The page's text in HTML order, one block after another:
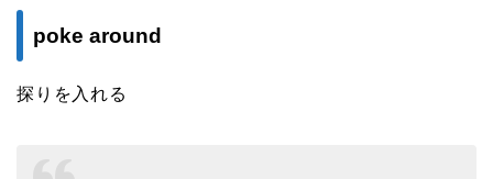
poke around
探りを入れる